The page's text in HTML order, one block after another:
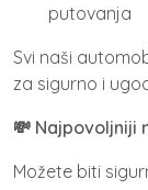
putovanja
Svi naši
za sigurno i
💸 Najpovoljniji
Možete biti